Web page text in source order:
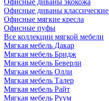
Офисные диваны экокожа
Офисные диваны классические
Офисные мягкие кресла
Офисные пуфы
Все коллекции мягкой мебели
Мягкая мебель Дакар
Мягкая мебель Бридж
Мягкая мебель Беверли
Мягкая мебель Олли
Мягкая мебель Талер
Мягкая мебель Райт
Мягкая мебель Руум